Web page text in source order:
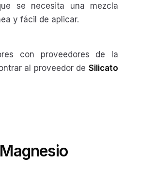
se necesita una mezcla
y fácil de aplicar.
con proveedores de la
al proveedor de Silicato